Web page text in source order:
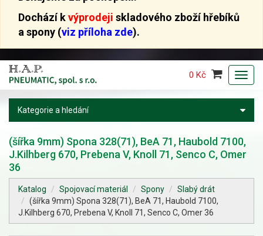
Dochází kvýprodeji skladového zboží hřebíků
a spony (viz příloha zde).
0 Kč
Kategorie a hledání
(šířka 9mm) Spona 328(71), BeA 71, Haubold 7100,
J.Kilhberg 670, Prebena V, Knoll 71, Senco C, Omer
36
Katalog Spojovací materiál Spony
Slabý drát
(šířka 9mm) Spona 328(71), BeA 71, Haubold 7100,
J.Kilhberg 670, Prebena V, Knoll 71, Senco C, Omer 36